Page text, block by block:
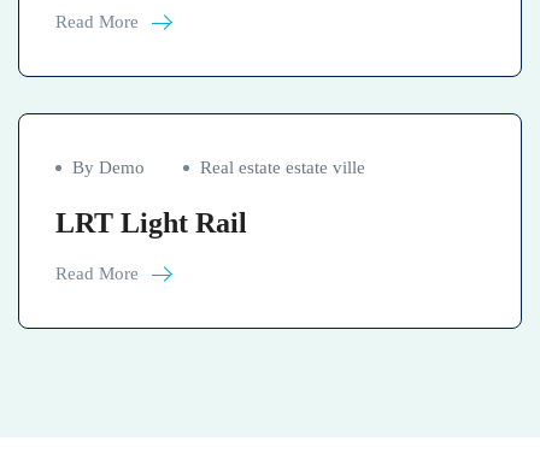
Read More
By Demo Real estate estate ville
LRT Light Rail
Read More